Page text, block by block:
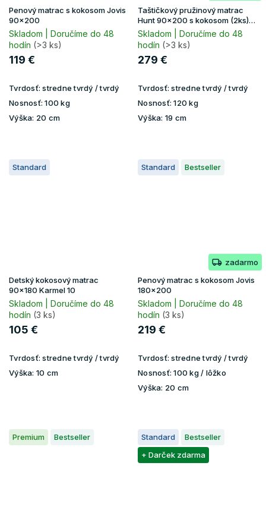
Penový matrac s kokosom Jovis
90x200
Skladom | Doručíme do 48
hodín (>3 ks)
119 €
Tvrdosť: stredne tvrdý / tvrdý
Nosnosť: 100 kg
Výška: 20 cm
Taštičkový pružinový matrac
Hunt 90x200 s kokosom (2ks)
1+1
Skladom | Doručíme do 48
hodín (>3 ks)
279 €
Tvrdosť: stredne tvrdý / tvrdý
Nosnosť: 120 kg
Výška: 19 cm
Standard
Detský kokosový matrac
90x180 Karmel 10
Skladom | Doručíme do 48
hodín (3 ks)
105 €
Tvrdosť: stredne tvrdý / tvrdý
Výška: 10 cm
Standard Bestseller
zadarmo
Penový matrac s kokosom Jovis
180x200
Skladom | Doručíme do 48
hodín (3 ks)
219 €
Tvrdosť: stredne tvrdý / tvrdý
Nosnosť: 100 kg / lôžko
Výška: 20 cm
Premium Bestseller Standard
Bestseller
+ Darček zdarma